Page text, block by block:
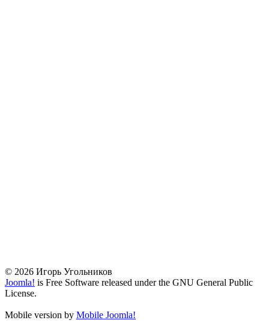
© 2026 Игорь Угольников
Joomla! is Free Software released under the GNU General Public
License.
Mobile version by Mobile Joomla!